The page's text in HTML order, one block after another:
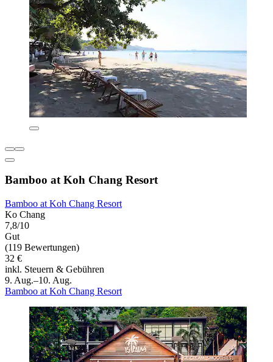
Bamboo at Koh Chang Resort
Bamboo at Koh Chang Resort
Ko Chang
7,8/10
Gut
(119 Bewertungen)
32 €
inkl. Steuern & Gebühren
9. Aug.–10. Aug.
Bamboo at Koh Chang Resort